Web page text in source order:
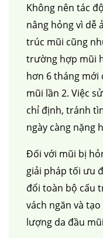
Không nên tác
nâng hỏng vì dễ
trúc mũi cũng
trường hợp mũi
hơn 6 tháng mới
mũi lần 2. Việc
chỉ định, tránh
ngày càng nặng
Đối với mũi bị
giải pháp tối ưu
đổi toàn bộ cấu
vách ngăn và
lượng da đầu